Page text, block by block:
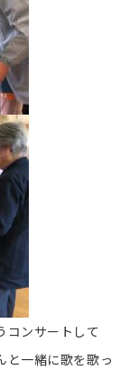
コンサートして
と一緒に歌を歌っ